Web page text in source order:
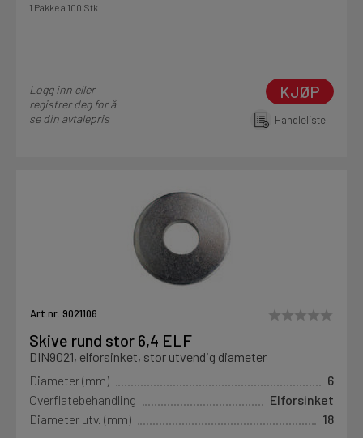
1 Pakke a 100 Stk
Logg inn eller
registrer deg for å
se din avtalepris
KJØP
Handleliste
Art.nr. 9021106
Skive rund stor 6,4 ELF
DIN9021, elforsinket, stor utvendig diameter
Diameter (mm)
6
Overflatebehandling
Elforsinket
Diameter utv. (mm)
18